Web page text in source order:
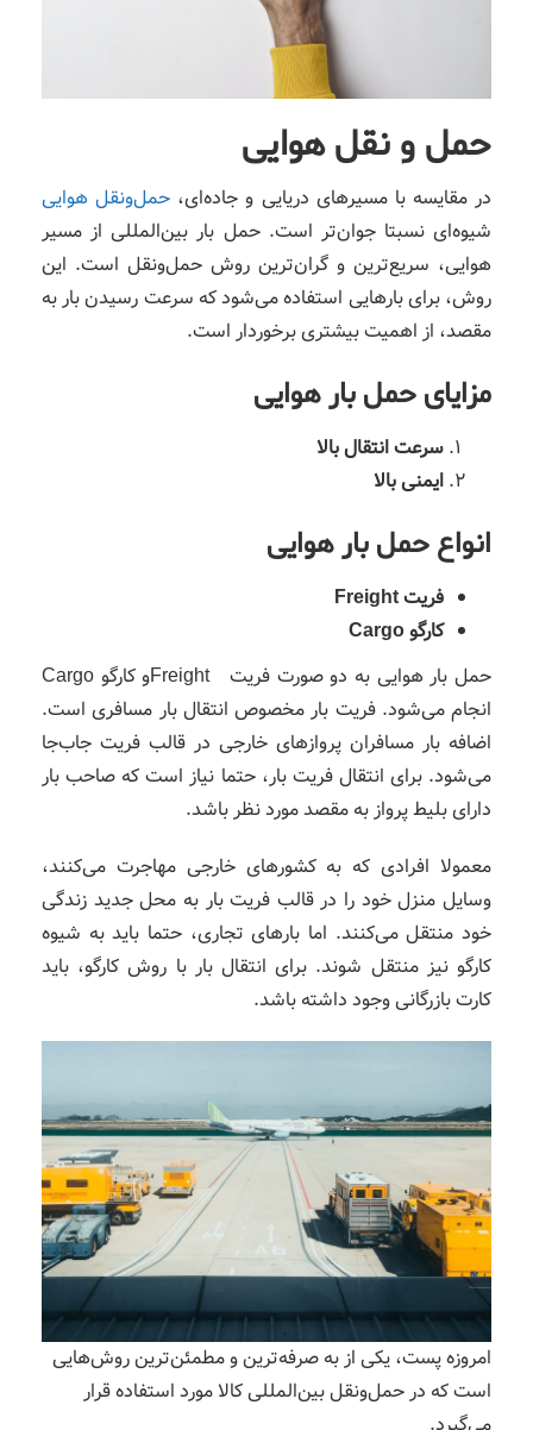
حمل‌ و نقل هوایی
در مقایسه با مسیرهای دریایی و جاده‌ای، حمل‌ونقل هوایی
شیوه‌ای نسبتا جوان‌تر است. حمل بار بین‌المللی از مسیر
هوایی، سریع‌ترین و گران‌ترین روش حمل‌ونقل است. این
روش، برای بارهایی استفاده می‌شود که سرعت رسیدن بار به
مقصد، از اهمیت بیشتری برخوردار است.
مزایای حمل بار هوایی
سرعت انتقال بالا
ایمنی بالا
انواع حمل بار هوایی
فریت Freight
کارگوCargo
حمل بار هوایی به دو صورت فریت Freightو کارگو Cargo
انجام می‌شود. فریت بار مخصوص انتقال بار مسافری است.
اضافه بار مسافران پروازهای خارجی در قالب فریت جاب‌جا
می‌شود. برای انتقال فریت بار، حتما نیاز است که صاحب بار
دارای بلیط پرواز به مقصد مورد نظر باشد.
معمولا افرادی که به کشورهای خارجی مهاجرت می‌کنند،
وسایل منزل خود را در قالب فریت بار به محل جدید زندگی
خود منتقل می‌کنند. اما بارهای تجاری، حتما باید به شیوه
کارگو نیز منتقل ‌شوند. برای انتقال بار با روش کارگو، باید
کارت بازرگانی وجود داشته باشد.
امروزه پست، یکی از به‌ صرفه‌ترین و مطمئن‌ترین روش‌هایی
است که در حمل‌ونقل بین‌المللی کالا مورد استفاده قرار